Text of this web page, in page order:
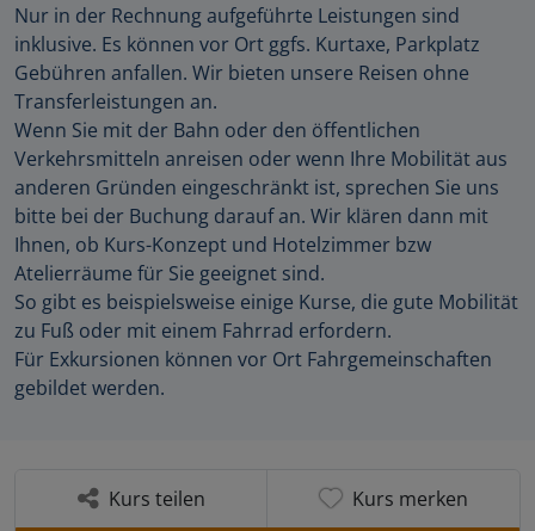
Nur in der Rechnung aufgeführte Leistungen sind
inklusive. Es können vor Ort ggfs. Kurtaxe, Parkplatz
Gebühren anfallen. Wir bieten unsere Reisen ohne
Transferleistungen an.
Wenn Sie mit der Bahn oder den öffentlichen
Verkehrsmitteln anreisen oder wenn Ihre Mobilität aus
anderen Gründen eingeschränkt ist, sprechen Sie uns
bitte bei der Buchung darauf an. Wir klären dann mit
Ihnen, ob Kurs-Konzept und Hotelzimmer bzw
Atelierräume für Sie geeignet sind.
So gibt es beispielsweise einige Kurse, die gute Mobilität
zu Fuß oder mit einem Fahrrad erfordern.
Für Exkursionen können vor Ort Fahrgemeinschaften
gebildet werden.
Kurs teilen Kurs merken